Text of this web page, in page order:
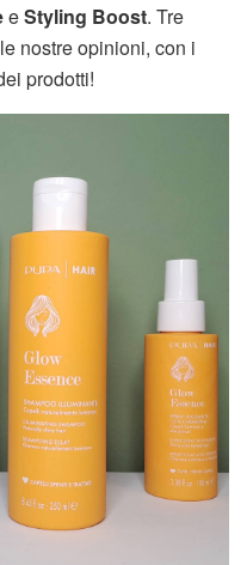
eStyling Boost. Tre
nostre opinioni, con i
prodotti!